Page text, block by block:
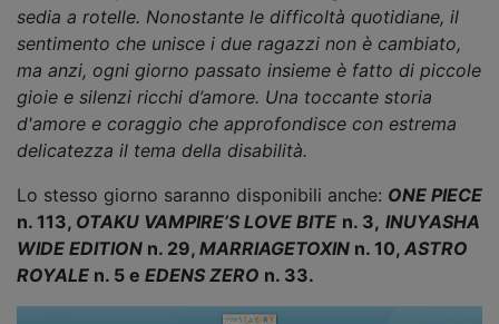
sedia a rotelle. Nonostante le difficoltà quotidiane, il
sentimento che unisce i due ragazzi non è cambiato,
ma anzi, ogni giorno passato insieme è fatto di piccole
gioie e silenzi ricchi d’amore. Una toccante storia
d'amore e coraggio che approfondisce con estrema
delicatezza il tema della disabilità.
Lo stesso giorno saranno disponibili anche: ONE PIECE
n. 113, OTAKU VAMPIRE’S LOVE BITE n. 3, INUYASHA
WIDE EDITION n. 29, MARRIAGETOXIN n. 10, ASTRO
ROYALE n. 5 e EDENS ZERO n. 33.